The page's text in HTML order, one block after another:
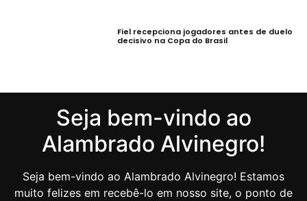
Fiel recepciona jogadores antes de duelo
decisivo na Copa do Brasil
Seja bem-vindo ao
Alambrado Alvinegro!
Seja bem-vindo ao Alambrado Alvinegro! Estamos
muito felizes em recebê-lo em nosso site, o ponto de